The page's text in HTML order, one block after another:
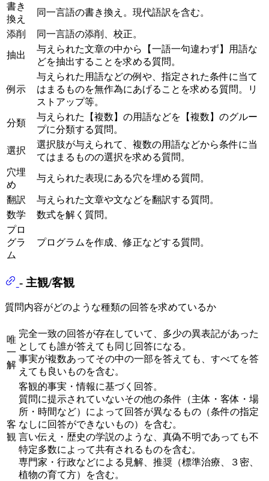
書き
換え
同一言語の書き換え。現代語訳を含む。
添削 同一言語の添削、校正。
抽出
与えられた文章の中から【一語一句違わず】用語な
どを抽出することを求める質問。
例示
与えられた用語などの例や、指定された条件に当て
はまるものを無作為にあげることを求める質問。リ
ストアップ等。
分類
与えられた【複数】の用語などを【複数】のグルー
プに分類する質問。
選択
選択肢が与えられて、複数の用語などから条件に当
てはまるものの選択を求める質問。
穴埋
め
与えられた表現にある穴を埋める質問。
翻訳
与えられた文章や文などを翻訳する質問。
数学
数式を解く質問。
プロ
グラ
ム
プログラムを作成、修正などする質問。
- 主観/客観
質問内容がどのような種類の回答を求めているか
唯
一
解
完全一致の回答が存在していて、多少の異表記があった
としても誰が答えても同じ回答になる。
事実が複数あってその中の一部を答えても、すべてを答
えても良いものを含む。
客
観
客観的事実・情報に基づく回答。
質問に提示されていないその他の条件（主体・客体・場
所・時間など）によって回答が異なるもの（条件の指定
なしに回答ができないもの）を含む。
言い伝え・歴史の学説のような、真偽不明であっても不
特定多数によって共有されるものを含む。
専門家・行政などによる見解、推奨（標準治療、３密、
植物の育て方）を含む。